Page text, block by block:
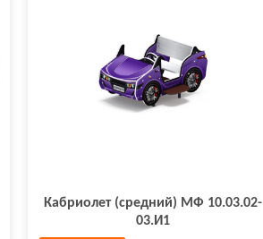
Кабриолет (средний) МФ 10.03.02-
03.И1